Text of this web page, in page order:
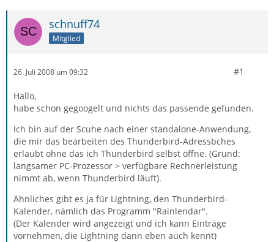
schnuff74
Mitglied
26. Juli 2008 um 09:32 #1
Hallo,
habe schon gegoogelt und nichts das passende gefunden.
Ich bin auf der Scuhe nach einer standalone-Anwendung,
die mir das bearbeiten des Thunderbird-Adressbches
erlaubt ohne das ich Thunderbird selbst öffne. (Grund:
langsamer PC-Prozessor > verfügbare Rechnerleistung
nimmt ab, wenn Thunderbird läuft).
Ähnliches gibt es ja für Lightning, den Thunderbird-
Kalender, nämlich das Programm "Rainlendar".
(Der Kalender wird angezeigt und ich kann Einträge
vornehmen, die Lightning dann eben auch kennt)